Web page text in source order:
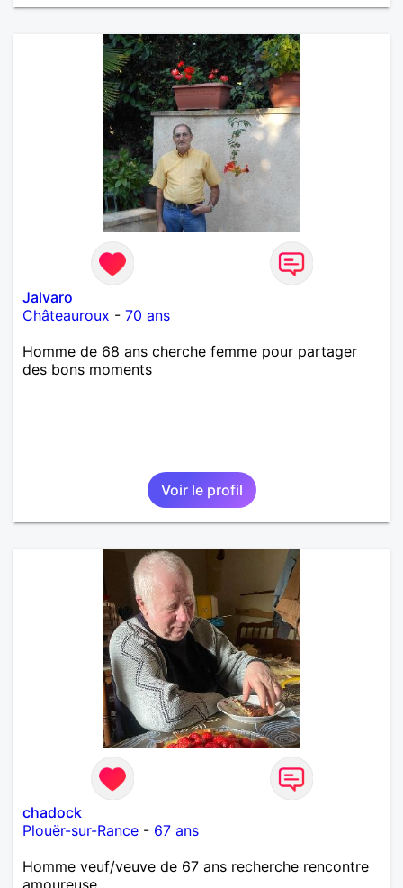
Jalvaro
Châteauroux - 70 ans
Homme de 68 ans cherche femme pour partager
des bons moments
Voir le profil
chadock
Plouër-sur-Rance - 67 ans
Homme veuf/veuve de 67 ans recherche rencontre
amoureuse